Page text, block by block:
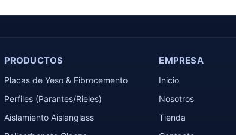
PRODUCTOS
Placas de Yeso & Fibrocemento
Perfiles (Parantes/Rieles)
Aislamiento Aislanglass
EMPRESA
Inicio
Nosotros
Tienda